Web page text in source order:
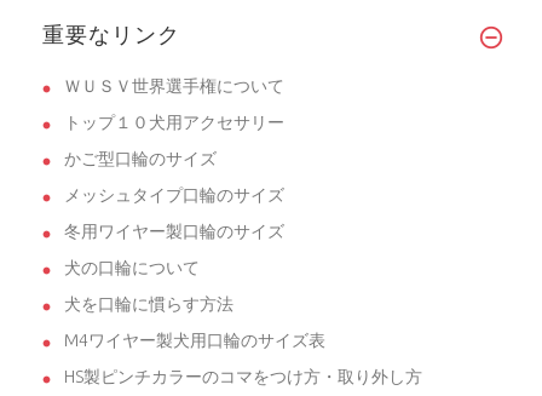
重要なリンク
ＷＵＳＶ世界選手権について
トップ１０犬用アクセサリー
かご型口輪のサイズ
メッシュタイプ口輪のサイズ
冬用ワイヤー製口輪のサイズ
犬の口輪について
犬を口輪に慣らす方法
M4ワイヤー製犬用口輪のサイズ表
HS製ピンチカラーのコマをつけ方・取り外し方